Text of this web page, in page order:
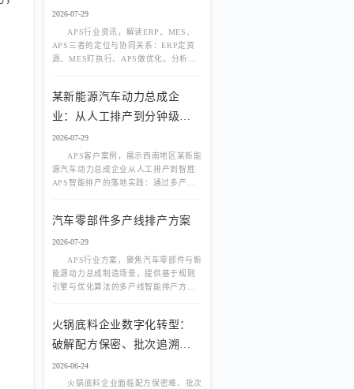
2026-07-29
APS行业资讯，解读ERP、MES、
APS三者的定位与协同关系：ERP定资
源、MES盯执行、APS做优化。分析为
衡、动态插单中的核心价值。
某新能源汽车动力总成企
业：从人工排产到分钟级智
能排程
2026-07-29
APS客户案例，展示西南地区某新能
源汽车动力总成企业从人工排产到智胜
APS智能排产的落地实践：通过多产线
升与资源利用率改善。
汽车零部件多产线排产方案
2026-07-29
APS行业方案，聚焦汽车零部件与新
能源动力总成制造场景，提供基于规则
引擎与优化算法的多产线智能排产方
慢、交期延误、产能不均难题。
火锅底料企业数字化转型：
破解配方保密、批次追溯、
工艺标准三大难题
2026-06-24
火锅底料企业面临配方保密难、批次